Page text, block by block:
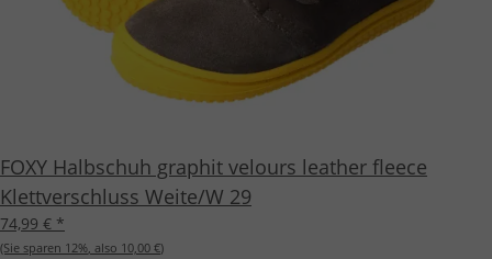
FOXY Halbschuh graphit velours leather fleece
Klettverschluss Weite/W 29
74,99 € *
(Sie sparen 12%, also 10,00 €)